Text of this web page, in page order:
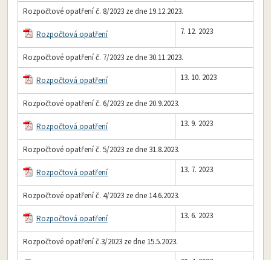
Rozpočtové opatření č. 8/2023 ze dne 19.12.2023.
Rozpočtová opatření 7. 12. 2023
Rozpočtové opatření č. 7/2023 ze dne 30.11.2023.
Rozpočtová opatření 13. 10. 2023
Rozpočtové opatření č. 6/2023 ze dne 20.9.2023.
Rozpočtová opatření 13. 9. 2023
Rozpočtové opatření č. 5/2023 ze dne 31.8.2023.
Rozpočtová opatření 13. 7. 2023
Rozpočtové opatření č. 4/2023 ze dne 14.6.2023.
Rozpočtová opatření 13. 6. 2023
Rozpočtové opatření č.3/2023 ze dne 15.5.2023.